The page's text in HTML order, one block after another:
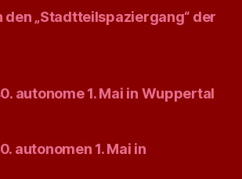
den „Stadtteilspaziergang“ der
autonome 1. Mai in Wuppertal
autonomen 1. Mai in